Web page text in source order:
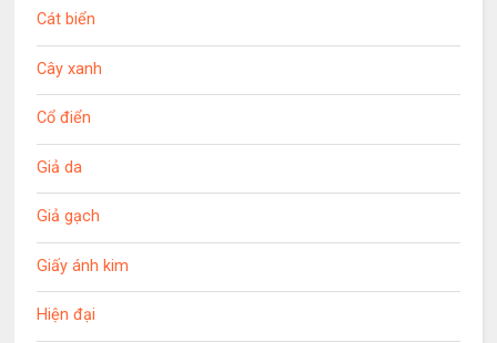
Cát biển
Cây xanh
Cổ điển
Giả da
Giả gạch
Giấy ánh kim
Hiện đại